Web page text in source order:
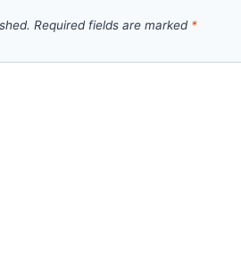
Required fields are marked *